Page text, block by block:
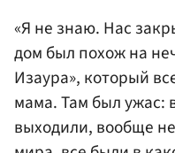
«Я не знаю. Нас
дом был похож на
Изаура», который
мама. Там был ужас:
выходили, вообще